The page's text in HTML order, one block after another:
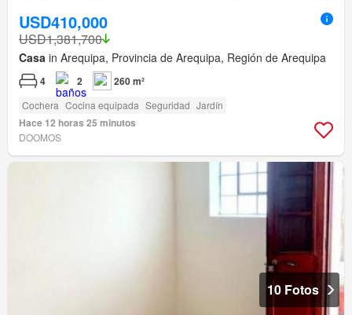
USD410,000
USD1,381,700
Casa in Arequipa, Provincia de Arequipa, Región de Arequipa
4 2 260 m²
Cochera Cocina equipada Seguridad Jardín
Hace 12 horas 25 minutos
DOOMOS
10 Fotos